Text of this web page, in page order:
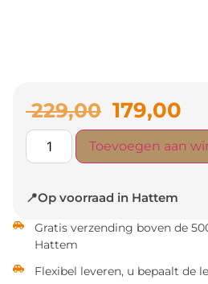
229,00 179,00
Toevoegen aan
📍Op voorraad in Hattem
Gratis verzending boven de
Hattem
Flexibel leveren, u bepaalt de